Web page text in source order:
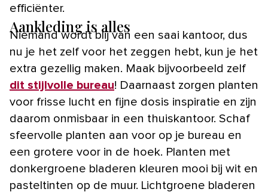
efficiënter.
Aankleding is alles
Niemand wordt blij van een saai kantoor, dus
nu je het zelf voor het zeggen hebt, kun je het
extra gezellig maken. Maak bijvoorbeeld zelf
dit stijlvolle bureau! Daarnaast zorgen planten
voor frisse lucht en fijne dosis inspiratie en zijn
daarom onmisbaar in een thuiskantoor. Schaf
sfeervolle planten aan voor op je bureau en
een grotere voor in de hoek. Planten met
donkergroene bladeren kleuren mooi bij wit en
pasteltinten op de muur. Lichtgroene bladeren